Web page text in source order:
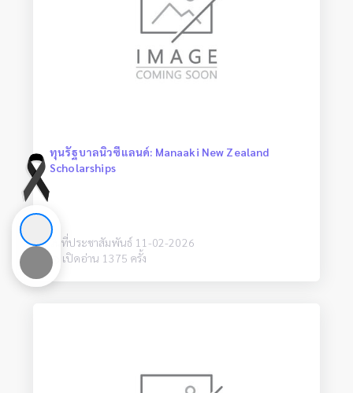
ทุนรัฐบาลนิวซีแลนด์: Manaaki New Zealand
Scholarships
วันที่ประชาสัมพันธ์ 11-02-2026
เปิดอ่าน 1375 ครั้ง